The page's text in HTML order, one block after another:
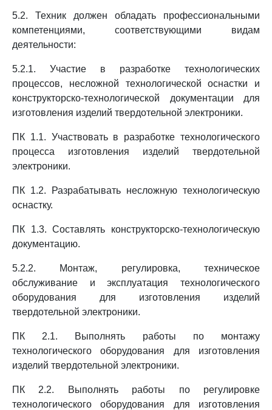
5.2. Техник должен обладать профессиональными
компетенциями, соответствующими видам
деятельности:
5.2.1. Участие в разработке технологических
процессов, несложной технологической оснастки и
конструкторско-технологической документации для
изготовления изделий твердотельной электроники.
ПК 1.1. Участвовать в разработке технологического
процесса изготовления изделий твердотельной
электроники.
ПК 1.2. Разрабатывать несложную технологическую
оснастку.
ПК 1.3. Составлять конструкторско-технологическую
документацию.
5.2.2. Монтаж, регулировка, техническое
обслуживание и эксплуатация технологического
оборудования для изготовления изделий
твердотельной электроники.
ПК 2.1. Выполнять работы по монтажу
технологического оборудования для изготовления
изделий твердотельной электроники.
ПК 2.2. Выполнять работы по регулировке
технологического оборудования для изготовления